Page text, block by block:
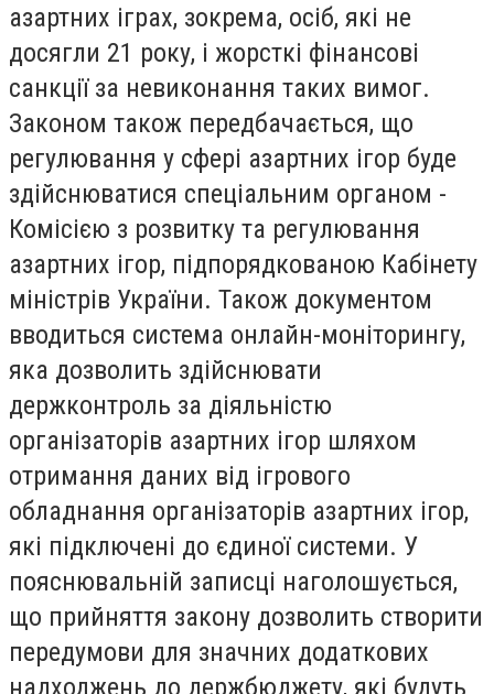
азартних іграх, зокрема, осіб, які не
досягли 21 року, і жорсткі фінансові
санкції за невиконання таких вимог.
Законом також передбачається, що
регулювання у сфері азартних ігор буде
здійснюватися спеціальним органом -
Комісією з розвитку та регулювання
азартних ігор, підпорядкованою Кабінету
міністрів України. Також документом
вводиться система онлайн-моніторингу,
яка дозволить здійснювати
держконтроль за діяльністю
організаторів азартних ігор шляхом
отримання даних від ігрового
обладнання організаторів азартних ігор,
які підключені до єдиної системи. У
пояснювальній записці наголошується,
що прийняття закону дозволить створити
передумови для значних додаткових
надходжень до держбюджету, які будуть